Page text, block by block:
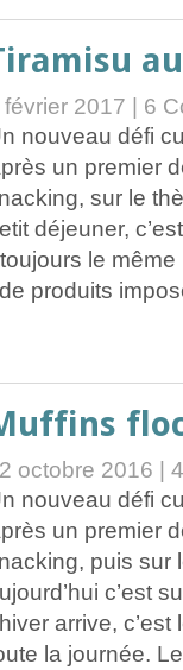
février 2017 | 6
nouveau défi
un premier
sur le
déjeuner,
le
produits
octobre 2016 |
nouveau défi
un premier
puis sur
c’est
arrive,
la journée.